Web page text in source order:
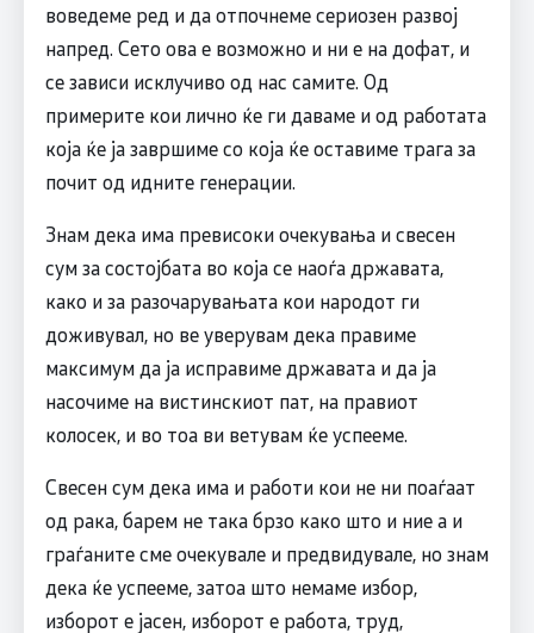
воведеме ред и да отпочнеме сериозен развој
напред. Сето ова е возможно и ни е на дофат, и
се зависи исклучиво од нас самите. Од
примерите кои лично ќе ги даваме и од работата
која ќе ја завршиме со која ќе оставиме трага за
почит од идните генерации.
Знам дека има превисоки очекувања и свесен
сум за состојбата во која се наоѓа државата,
како и за разочарувањата кои народот ги
доживувал, но ве уверувам дека правиме
максимум да ја исправиме државата и да ја
насочиме на вистинскиот пат, на правиот
колосек, и во тоа ви ветувам ќе успееме.
Свесен сум дека има и работи кои не ни поаѓаат
од рака, барем не така брзо како што и ние а и
граѓаните сме очекувале и предвидувале, но знам
дека ќе успееме, затоа што немаме избор,
изборот е јасен, изборот е работа, труд,